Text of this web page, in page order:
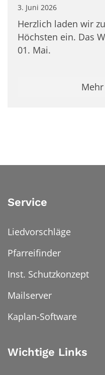
3. Juni 2026
Herzlich laden wir
Höchsten ein. Das
01. Mai.
Service
Liedvorschläge
Pfarreifinder
Inst. Schutzkonzept
Mailserver
Kaplan-Software
Wichtige Links